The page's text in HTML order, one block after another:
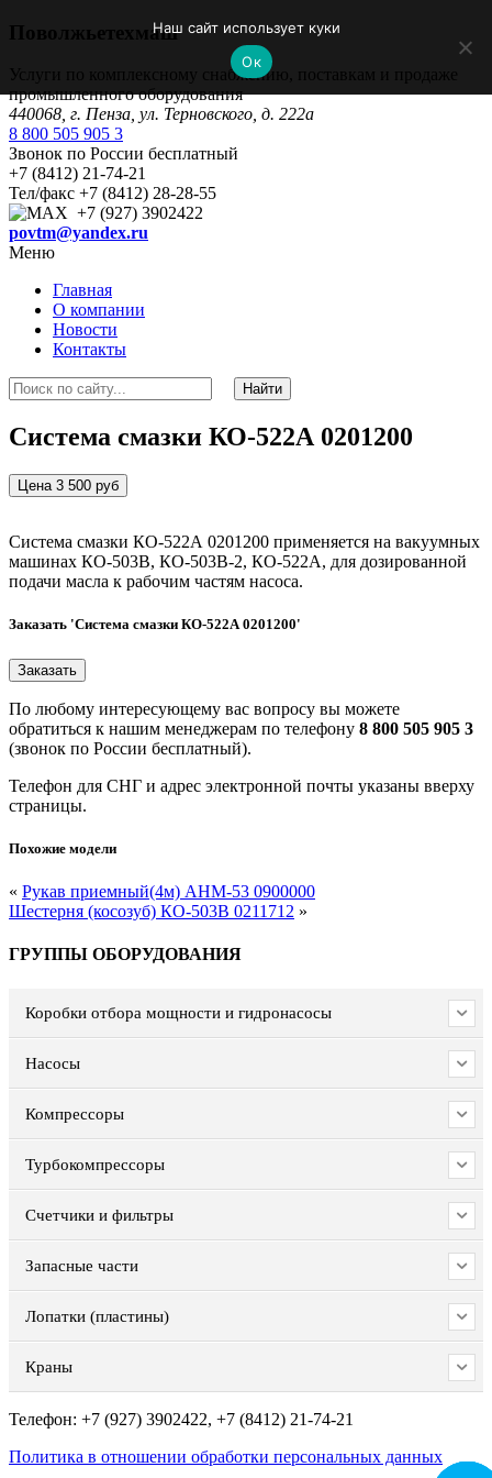
Поволжьетехмаш
Услуги по комплексному снабжению, поставкам и продаже
промышленного оборудования
440068, г. Пенза, ул. Терновского, д. 222а
8 800 505 905 3
Звонок по России бесплатный
+7 (8412) 21-74-21
Тел/факс +7 (8412) 28-28-55
+7 (927) 3902422
povtm@yandex.ru
Меню
Главная
О компании
Новости
Контакты
Система смазки КО-522А 0201200
Цена 3 500 руб
Система смазки КО-522А 0201200 применяется на вакуумных
машинах КО-503В, КО-503В-2, КО-522А, для дозированной
подачи масла к рабочим частям насоса.
Заказать 'Система смазки КО-522А 0201200'
По любому интересующему вас вопросу вы можете
обратиться к нашим менеджерам по телефону 8 800 505 905 3
(звонок по России бесплатный).
Телефон для СНГ и адрес электронной почты указаны вверху
страницы.
Похожие модели
« Рукав приемный(4м) АНМ-53 0900000
Шестерня (косозуб) КО-503В 0211712 »
ГРУППЫ ОБОРУДОВАНИЯ
Коробки отбора мощности и гидронасосы
Насосы
Компрессоры
Турбокомпрессоры
Счетчики и фильтры
Запасные части
Лопатки (пластины)
Краны
Телефон: +7 (927) 3902422, +7 (8412) 21-74-21
Политика в отношении обработки персональных данных
Наш сайт использует куки
Ок